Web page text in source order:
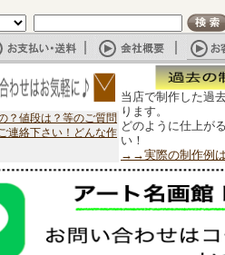
？値段は？等のご質問
連絡下さい！どんな作
当店で制作した過
ります。
どのように仕上が
い！
→→実際の制作例